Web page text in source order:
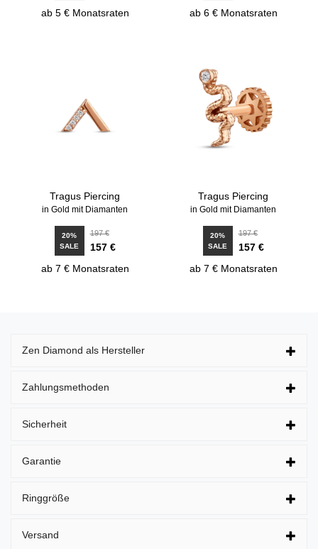
ab 5 € Monatsraten
ab 6 € Monatsraten
Tragus Piercing
in Gold mit Diamanten
20%
SALE
197 €
157 €
ab 7 € Monatsraten
Tragus Piercing
in Gold mit Diamanten
20%
SALE
197 €
157 €
ab 7 € Monatsraten
Zen Diamond als Hersteller
Zahlungsmethoden
Sicherheit
Garantie
Ringgröße
Versand